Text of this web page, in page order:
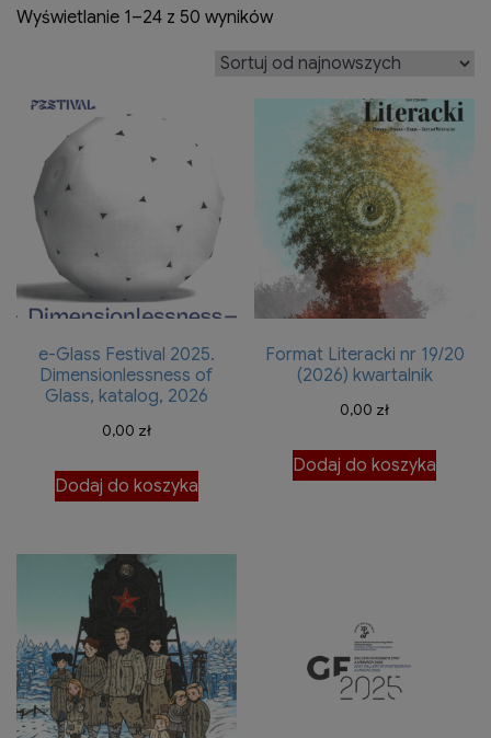
Wyświetlanie 1–24 z 50 wynikówPosortowane
najnowszych
e-Glass Festival 2025.
Dimensionlessness of
Glass, katalog, 2026
0,00 zł
Dodaj do koszyka
Format Literacki nr 19/20
(2026) kwartalnik
0,00 zł
Dodaj do koszyka